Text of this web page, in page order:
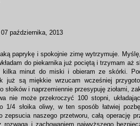
07 października, 2013
paprykę i spokojnie zimę wytrzymuje.
do piekarnika już pociętą i trzymam
kilka minut do miski i obieram ze skórki.
już są miękkie wrzucam wcześniej
słoików i naprzemiennie przesypuję ziołami,
nie może przekroczyć 100 stopni,
1/4 słoika oliwy, w ten sposób łatwiej
zepsucia naszego przetworu, całą operację
rozwagą i zachowaniem najwyższego